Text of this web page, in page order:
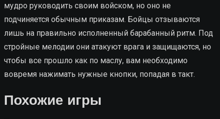
мудро руководить своим войском, но оно не
подчиняется обычным приказам. Бойцы отзываются
лишь на правильно исполненный барабанный ритм. Под
стройные мелодии они атакуют врага и защищаются, но
чтобы все прошло как по маслу, вам необходимо
вовремя нажимать нужные кнопки, попадая в такт.
Похожие игры